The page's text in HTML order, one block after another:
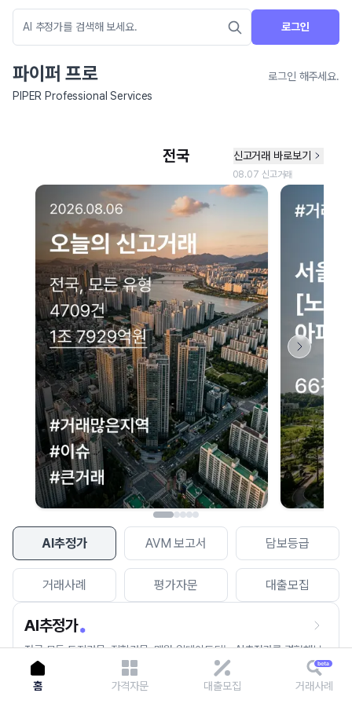
로그인
파이퍼 프로
로그인 해주세요.
PIPER Professional Services
AI추정가 AVM 보고서 담보등급
거래사례 평가자문 대출모집
AI추정가
전국 모든 토지건물, 집합건물, 매월 업데이트되는 AI추정가를 경험해보
세요.
네이버 지도 연결 안내
현재 네이버 지도 연결이 원활하지 않아 지도를 불러올 수 없습니다.
이용에 불편을 드려 죄송합니다.
다시 시도
홈 가격자문 대출모집 거래사례